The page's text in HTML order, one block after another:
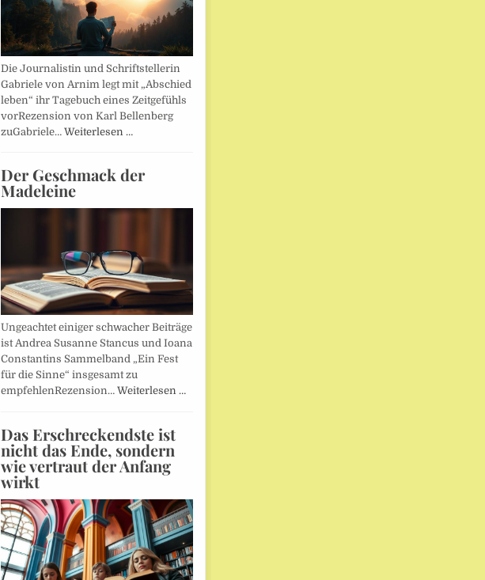
Die Journalistin und Schriftstellerin
Gabriele von Arnim legt mit „Abschied
leben“ ihr Tagebuch eines Zeitgefühls
vorRezension von Karl Bellenberg
zuGabriele… Weiterlesen …
Der Geschmack der
Madeleine
Ungeachtet einiger schwacher Beiträge
ist Andrea Susanne Stancus und Ioana
Constantins Sammelband „Ein Fest
für die Sinne“ insgesamt zu
empfehlenRezension… Weiterlesen …
Das Erschreckendste ist
nicht das Ende, sondern
wie vertraut der Anfang
wirkt